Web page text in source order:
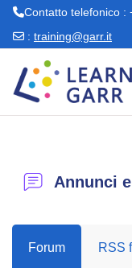
Contatto telefonico :
: training@garr.it
Annunci
Forum RSS